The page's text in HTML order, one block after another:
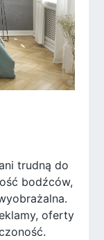
trudną do
bodźców,
oferty